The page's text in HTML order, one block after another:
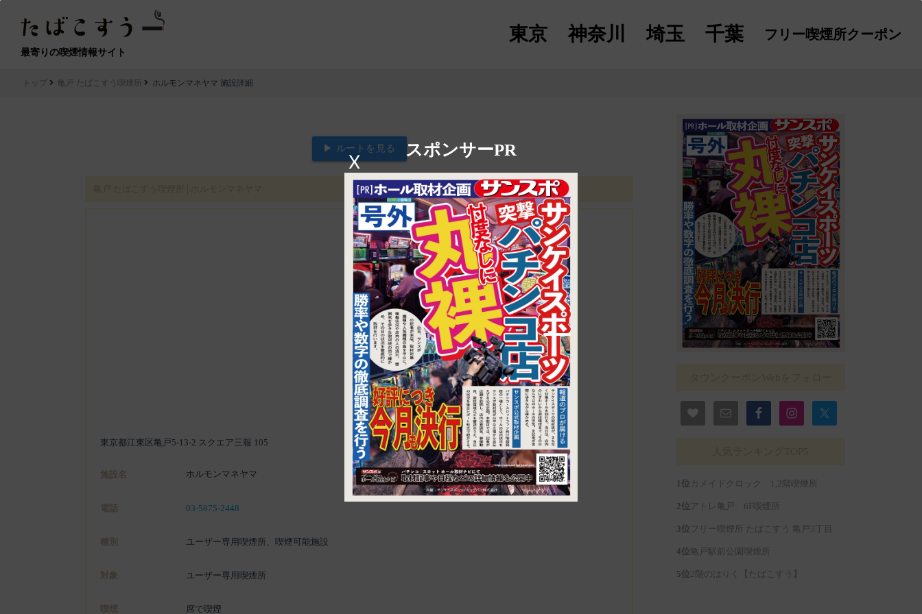
最寄りの喫煙情報サイト
東京 神奈川 埼玉 千葉 フリー喫煙所クーポン
スポンサーPR
X
1
トップ 亀戸 たばこすう喫煙所 ホルモンマネヤマ 施設詳細
▶ ルートを見る
東京都江東区亀戸5-13-2 スクエア三報 105
施設名 ホルモンマネヤマ
電話 03-5875-2448
種別 ユーザー専用喫煙所、喫煙可能施設
対象 ユーザー専用喫煙所
喫煙 席で喫煙
カメイドクロック 1,2階喫煙所
アトレ亀戸 6F喫煙所
フリー喫煙所 たばこすう 亀戸3丁目
亀戸駅前公園喫煙所
2階のはりく【たばこすう】